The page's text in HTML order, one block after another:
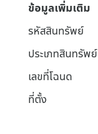
ข้อมูลเพิ่มเติม
รหัสสินทรัพย์
ประเภทสินทรัพย์
เลขที่โฉนด
ที่ตั้ง